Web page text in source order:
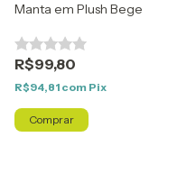
Manta em Plush Bege
R$99,80
R$94,81 com Pix
Comprar